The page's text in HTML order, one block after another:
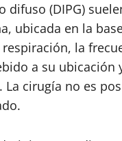
(DIPG)
ubicada en la
la
a su ubicación
cirugía no es